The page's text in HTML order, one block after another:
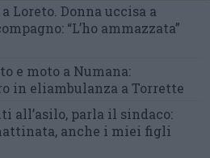
Loreto. Donna uccisa a
“L’ho ammazzata”
e moto a Numana:
in eliambulanza a Torrette
all’asilo, parla il sindaco:
anche i miei figli